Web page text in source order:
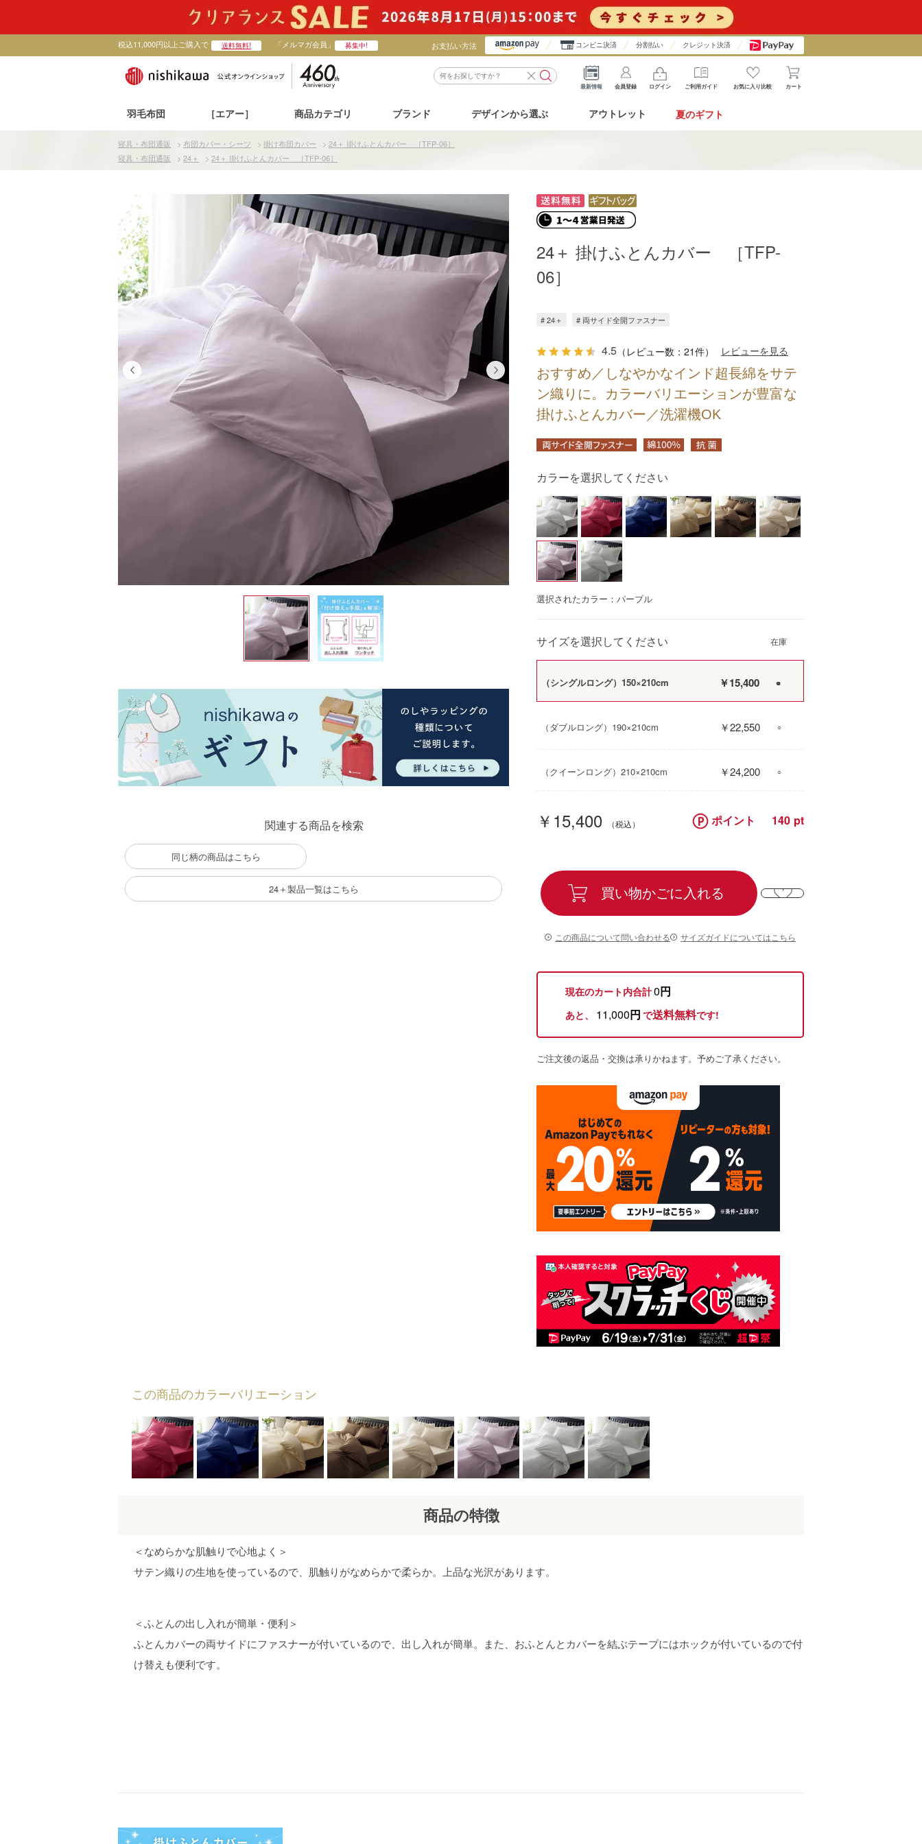
税込11,000円以上ご購入で 送料無料! 「メルマガ会員」 募集中! お支払い方法 コンビニ決済 分割払い クレジット決済
最新情報 会員登録 ログイン ご利用ガイド お気に入り比較 カート
羽毛布団 ［エアー］ 商品カテゴリ ブランド デザインから選ぶ アウトレット 夏のギフト
寝具・布団通販 > 布団カバー・シーツ > 掛け布団カバー > 24＋ 掛けふとんカバー ［TFP-06］
寝具・布団通販
> 24＋ > 24＋ 掛けふとんカバー ［TFP-06］
関連する商品を検索
同じ柄の商品はこちら
24＋製品一覧はこちら
おすすめ／しなやかなインド超長綿をサテ
ン織りに。カラーバリエーションが豊富な
掛けふとんカバー／洗濯機OK
24＋ 掛けふとんカバー ［TFP-
06］
# 24＋ # 両サイド全開ファスナー
4.5 （レビュー数：21件） レビューを見る
￥15,400 ポイント 140
現在のカート内合計0円
あと、 11,000円 で送料無料です!
カラーを選択してください
選択されたカラー：パープル
サイズを選択してください
（シングルロング）150×210cm ￥15,400 ○
（ダブルロング）190×210cm ￥22,550 ○
（クイーンロング）210×210cm ￥24,200 ○
買い物かごに入れる
この商品について問い合わせる サイズガイドについてはこちら
ご注文後の返品・交換は承りかねます。予めご了承ください。
この商品のカラーバリエーション
商品の特徴
＜なめらかな肌触りで心地よく＞
サテン織りの生地を使っているので、肌触りがなめらかで柔らか。上品な光沢があります。
＜ふとんの出し入れが簡単・便利＞
ふとんカバーの両サイドにファスナーが付いているので、出し入れが簡単。また、おふとんとカバーを結ぶテープにはホックが付いているので付
け替えも便利です。